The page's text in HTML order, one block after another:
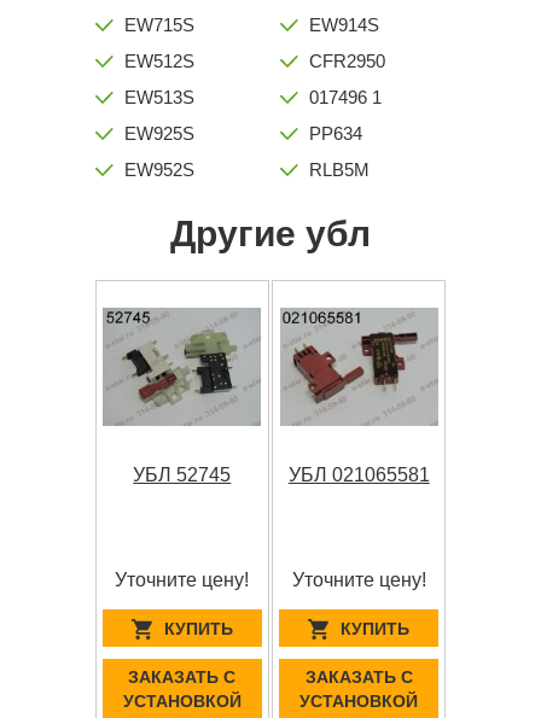
EW715S
EW512S
EW513S
EW925S
EW952S
EW914S
CFR2950
017496 1
PP634
RLB5M
Другие убл
УБЛ 52745
Уточните цену!
КУПИТЬ
ЗАКАЗАТЬ С
УСТАНОВКОЙ
УБЛ 021065581
Уточните цену!
КУПИТЬ
ЗАКАЗАТЬ С
УСТАНОВКОЙ